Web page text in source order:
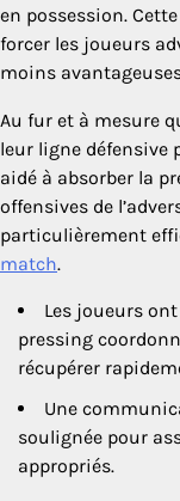
en possession.
forcer les joueurs
moins
Au fur et à mesure
leur ligne défensive
aidé à absorber la
offensives de
particulièrement
match.
Les joueurs
pressing
récupérer
Une
soulignée pour
appropriés.